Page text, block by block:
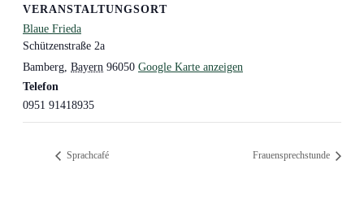
VERANSTALTUNGSORT
Blaue Frieda
Schützenstraße 2a
Bamberg Bayern 96050 Google Karte anzeigen
Telefon
0951 91418935
Sprachcafé Frauensprechstunde